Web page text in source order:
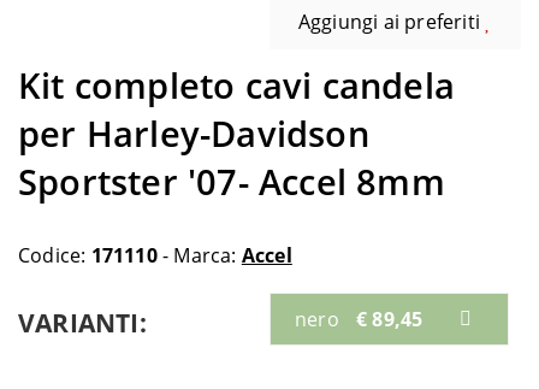
Aggiungi ai preferiti
Kit completo cavi candela
per Harley-Davidson
Sportster '07- Accel 8mm
Codice: 171110- Marca: Accel
VARIANTI: nero € 89,45